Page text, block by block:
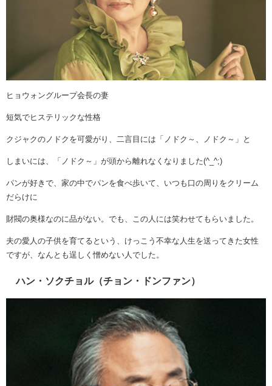
ヒョウォングループ会長の妻
短気でヒステリックな性格
クジャクのノドクを可愛がり、二言目には「ノドク～、ノドク～」と
しまいには、「ノドク～」が頭から離れなくなりました(^_^;)
パンが好きで、家の中でパンを食べ歩いて、いつも口の周りをクリーム
だらけに
財閥の奥様なのに品がない。でも、この人には笑わせてもらいました。
夫の愛人の子供を育てるという、けっこう不幸な人生を送ってきた女性
ですが、なんとも逞しく憎めない人でした。
ハン・ソクチョル（チョン・ドンファン）